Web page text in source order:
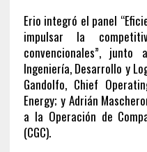
Erio integró el panel
impulsar la
convencionales”,
Ingeniería, Desarrollo y
Gandolfo, Chief
Energy; y Adrián
a la Operación de
(CGC).